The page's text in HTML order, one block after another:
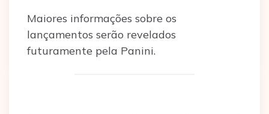
Maiores informações sobre os
lançamentos serão revelados
futuramente pela Panini.